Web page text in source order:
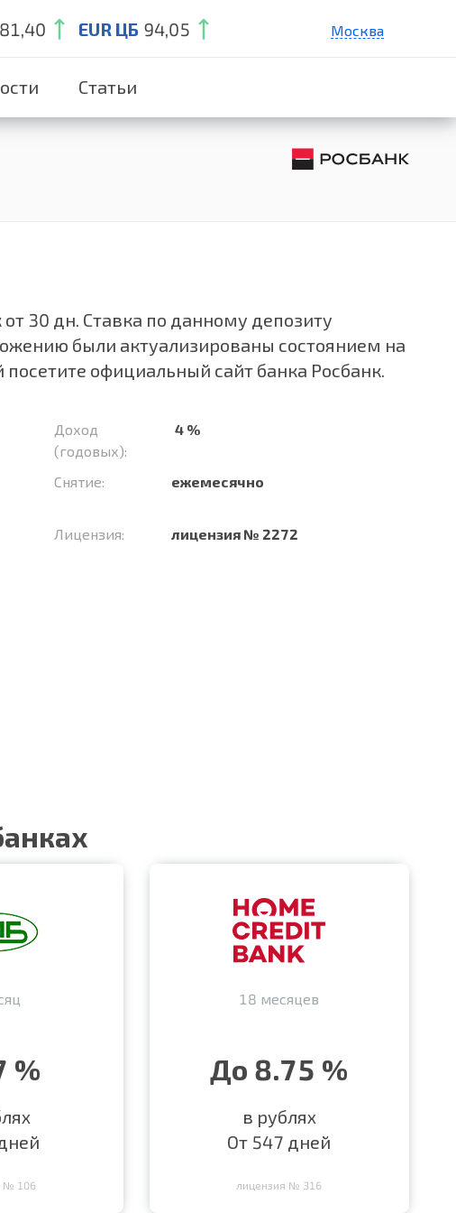
81,40 EUR ЦБ 94,05 Москва
Краснодар
Нижний Новгород
Статьи
30 дн. Ставка по данному депозиту
были актуализированы состоянием на
официальный сайт банка Росбанк.
Доход
(годовых):
4 %
Снятие: ежемесячно
Лицензия: лицензия № 2272
%
№ 106
18 месяцев
До 8.75 %
в рублях
От 547 дней
лицензия № 316